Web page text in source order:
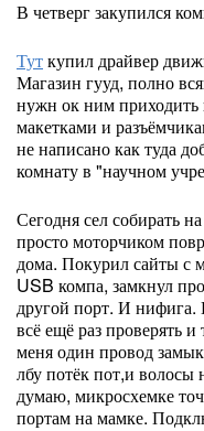
В четверг закупился
Туткупил драйвер
Магазин гууд, полно
нужн ок ним приходить
макетками и
не написано как туда
комнату в "научном
Сегодня сел собирать
просто моторчиком
дома. Покурил сайты с
USB компа, замкнул
другой порт. И
всё ещё раз проверять
меня один провод
лбу потёк пот,и волосы
думаю, микросхемке
портам на мамке.